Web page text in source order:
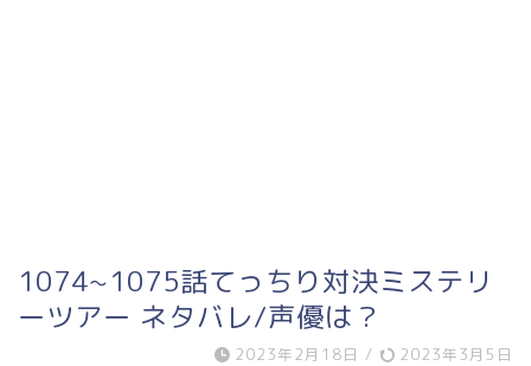
1074~1075話てっちり対決ミステリ
ーツアー ネタバレ/声優は？
2023年2月18日 / 2023年3月5日